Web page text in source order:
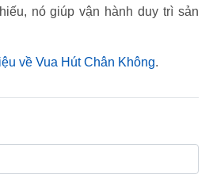
nó giúp vận hành duy trì sản
về Vua Hút Chân Không.